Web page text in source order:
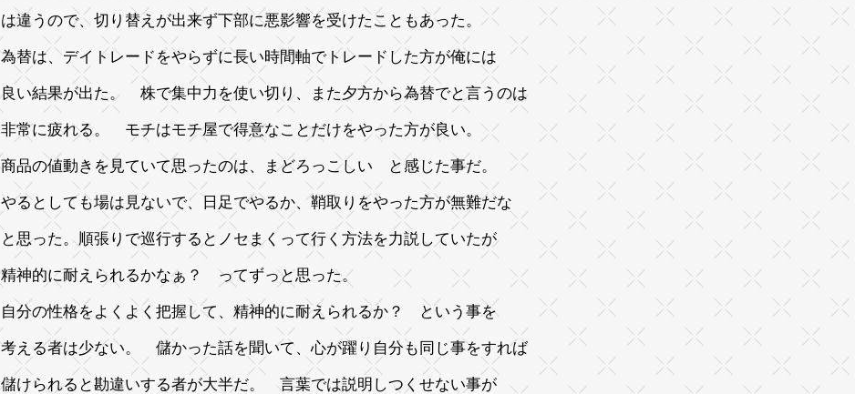
は違うので、切り替えが出来ず下部に悪影響を受けたこともあった。
為替は、デイトレードをやらずに長い時間軸でトレードした方が俺には
良い結果が出た。 株で集中力を使い切り、また夕方から為替でと言うのは
非常に疲れる。 モチはモチ屋で得意なことだけをやった方が良い。
商品の値動きを見ていて思ったのは、まどろっこしい と感じた事だ。
やるとしても場は見ないで、日足でやるか、鞘取りをやった方が無難だな
と思った。順張りで巡行するとノセまくって行く方法を力説していたが
精神的に耐えられるかなぁ？ ってずっと思った。
自分の性格をよくよく把握して、精神的に耐えられるか？ という事を
考える者は少ない。 儲かった話を聞いて、心が躍り自分も同じ事をすれば
儲けられると勘違いする者が大半だ。 言葉では説明しつくせない事が